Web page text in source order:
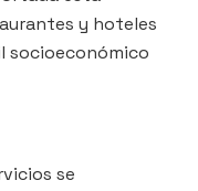
y hoteles
socioeconómico
se